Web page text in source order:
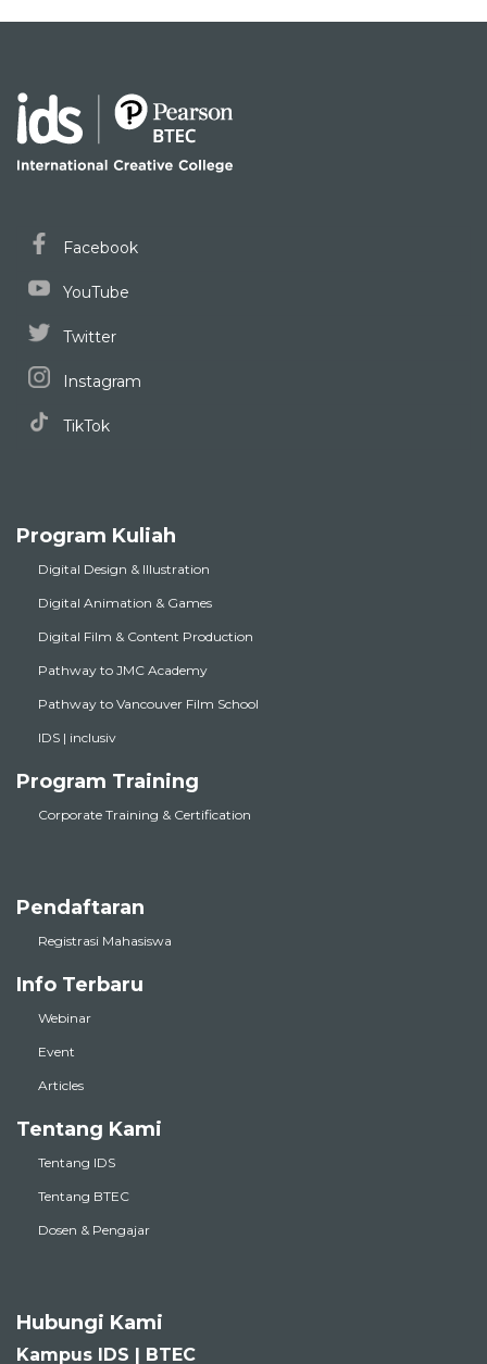
Facebook
YouTube
Twitter
Instagram
TikTok
Program Kuliah
Digital Design & Illustration
Digital Animation & Games
Digital Film & Content Production
Pathway to JMC Academy
Pathway to Vancouver Film School
IDS | inclusiv
Program Training
Corporate Training & Certification
Pendaftaran
Registrasi Mahasiswa
Info Terbaru
Webinar
Event
Articles
Tentang Kami
Tentang IDS
Tentang BTEC
Dosen & Pengajar
Hubungi Kami
Kampus IDS | BTEC